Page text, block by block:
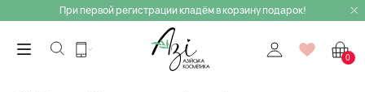
При первой регистрации кладём в корзину подарок!
0